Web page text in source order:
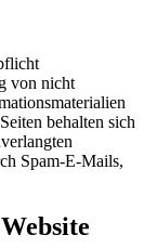
von nicht
behalten sich
Spam-E-Mails,